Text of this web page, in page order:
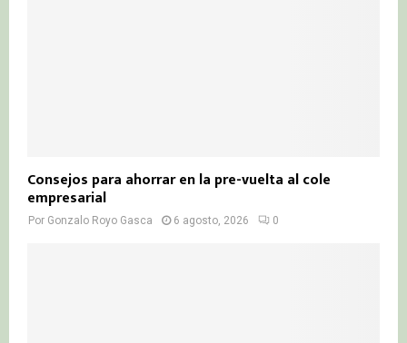
Consejos para ahorrar en la pre-vuelta al cole
empresarial
Por Gonzalo Royo Gasca 6 agosto, 2026 0